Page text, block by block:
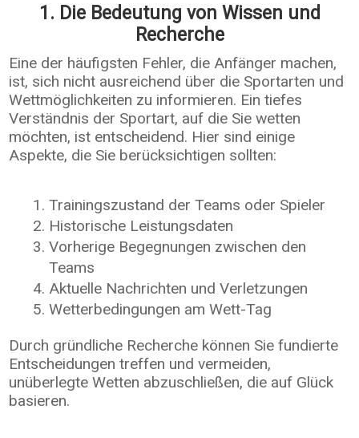
1. Die Bedeutung von Wissen und
Recherche
Eine der häufigsten Fehler, die Anfänger machen,
ist, sich nicht ausreichend über die Sportarten und
Wettmöglichkeiten zu informieren. Ein tiefes
Verständnis der Sportart, auf die Sie wetten
möchten, ist entscheidend. Hier sind einige
Aspekte, die Sie berücksichtigen sollten:
Trainingszustand der Teams oder Spieler
Historische Leistungsdaten
Vorherige Begegnungen zwischen den
Teams
Aktuelle Nachrichten und Verletzungen
Wetterbedingungen am Wett-Tag
Durch gründliche Recherche können Sie fundierte
Entscheidungen treffen und vermeiden,
unüberlegte Wetten abzuschließen, die auf Glück
basieren.